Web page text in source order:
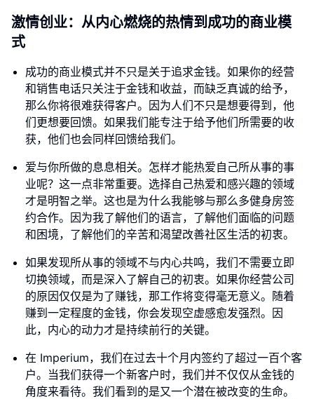
激情创业：从内心燃烧的热情到成功的商业模
式
成功的商业模式并不只是关于追求金钱。如果你的经营
和销售电话只关注于金钱和收益，而缺乏真诚的给予，
那么你将很难获得客户。因为人们不只是想要得到，他
们更想要回馈。如果我们能专注于给予他们所需要的收
获，他们也会同样回馈给我们。
爱与你所做的息息相关。怎样才能热爱自己所从事的事
业呢？这一点非常重要。选择自己热爱和感兴趣的领域
才是明智之举。这也是为什么我能够与那么多健身房签
约合作。因为我了解他们的语言，了解他们面临的问题
和困境，了解他们的辛苦和渴望改善社区生活的初衷。
如果发现所从事的领域不与内心共鸣，我们不需要立即
切换领域，而是深入了解自己的初衷。如果你经营公司
的原因仅仅是为了赚钱，那工作将变得毫无意义。随着
赚到一定程度的金钱，你会发现空虚感愈发强烈。因
此，内心的动力才是持续前行的关键。
在 Imperium，我们在过去十个月内签约了超过一百个客
户。当我们获得一个新客户时，我们并不仅仅从金钱的
角度来看待。我们看到的是又一个潜在被改变的生命。